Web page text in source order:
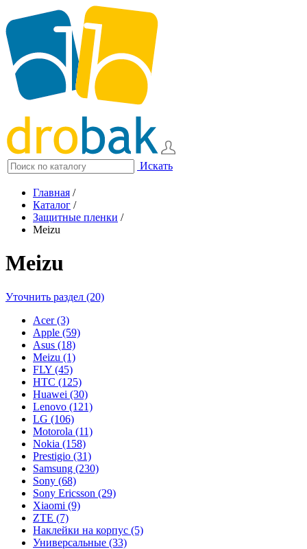
Искать
Главная /
Каталог /
Защитные пленки /
Meizu
Meizu
Уточнить раздел (20)
Acer (3)
Apple (59)
Asus (18)
Meizu (1)
FLY (45)
HTC (125)
Huawei (30)
Lenovo (121)
LG (106)
Motorola (11)
Nokia (158)
Prestigio (31)
Samsung (230)
Sony (68)
Sony Ericsson (29)
Xiaomi (9)
ZTE (7)
Наклейки на корпус (5)
Универсальные (33)